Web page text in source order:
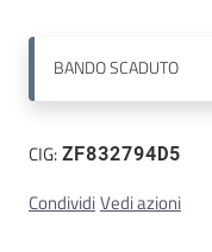
BANDOSCADUTO
CIG:ZF832794D5
CondividiVedi azioni